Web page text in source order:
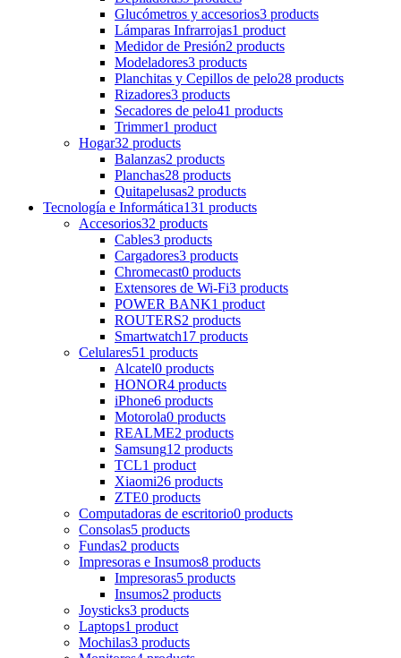
Glucómetros y accesorios3 products
Lámparas Infrarrojas1 product
Medidor de Presión2 products
Modeladores3 products
Planchitas y Cepillos de pelo28 products
Rizadores3 products
Secadores de pelo41 products
Trimmer1 product
Hogar32 products
Balanzas2 products
Planchas28 products
Quitapelusas2 products
Tecnología e Informática131 products
Accesorios32 products
Cables3 products
Cargadores3 products
Chromecast0 products
Extensores de Wi-Fi3 products
POWER BANK1 product
ROUTERS2 products
Smartwatch17 products
Celulares51 products
Alcatel0 products
HONOR4 products
iPhone6 products
Motorola0 products
REALME2 products
Samsung12 products
TCL1 product
Xiaomi26 products
ZTE0 products
Computadoras de escritorio0 products
Consolas5 products
Fundas2 products
Impresoras e Insumos8 products
Impresoras5 products
Insumos2 products
Joysticks3 products
Laptops1 product
Mochilas3 products